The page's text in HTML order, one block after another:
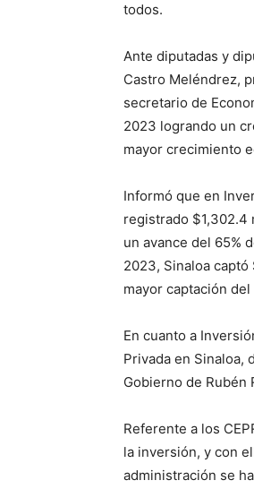
todos.
Ante diputadas y
Castro Meléndrez,
secretario de
2023 logrando un
mayor crecimiento
Informó que en
registrado $1,302.4
un avance del 65%
2023, Sinaloa
mayor captación del
En cuanto a
Privada en Sinaloa,
Gobierno de Rubén
Referente a los
la inversión, y con
administración se